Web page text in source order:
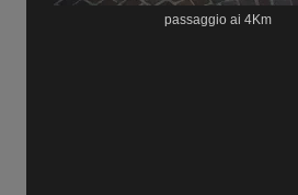
passaggio ai 4Km